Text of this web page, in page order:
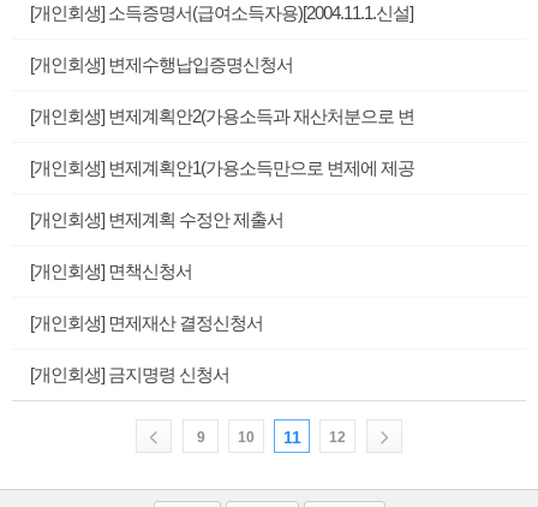
[개인회생] 소득증명서(급여소득자용)[2004.11.1.신설]
[개인회생] 변제수행납입증명신청서
[개인회생] 변제계획안2(가용소득과 재산처분으로 변
[개인회생] 변제계획안1(가용소득만으로 변제에 제공
[개인회생] 변제계획 수정안 제출서
[개인회생] 면책신청서
[개인회생] 면제재산 결정신청서
[개인회생] 금지명령 신청서
9 10 11 12